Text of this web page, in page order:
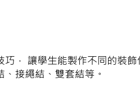
， 讓學生能製作不同的裝
接繩結、雙套結等。